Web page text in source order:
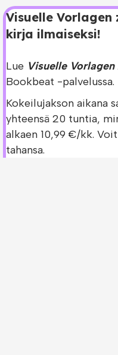
Visuelle Vorlagen
kirja ilmaiseksi!
Lue Visuelle
Bookbeat -palvelussa.
Kokeilujakson aikana
yhteensä 20 tuntia,
alkaen 10,99 €/kk.
tahansa.